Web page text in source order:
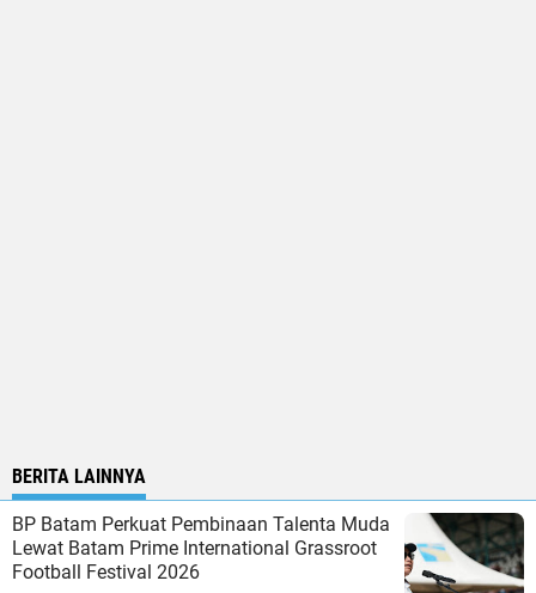
BERITA LAINNYA
BP Batam Perkuat Pembinaan Talenta Muda
Lewat Batam Prime International Grassroot
Football Festival 2026